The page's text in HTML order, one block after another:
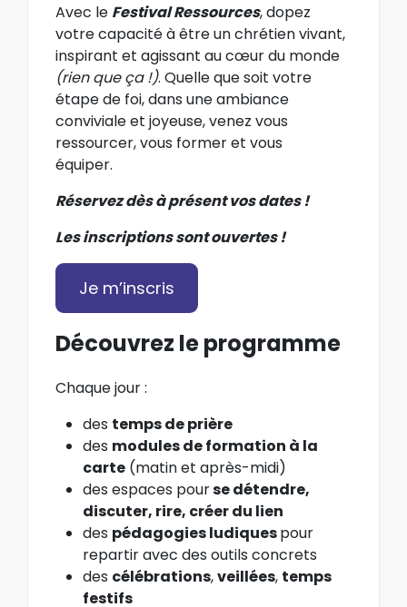
Avec le Festival Ressources, dopez
votre capacité à être un chrétien vivant,
inspirant et agissant au cœur du monde
(rien que ça !). Quelle que soit votre
étape de foi, dans une ambiance
conviviale et joyeuse, venez vous
ressourcer, vous former et vous
équiper.
Réservez dès à présent vos dates !
Les inscriptions sont ouvertes !
Je m’inscris
Découvrez le programme
Chaque jour :
des temps de prière
des modules de formation à la
carte (matin et après-midi)
des espaces pourse détendre,
discuter, rire, créer du lien
des pédagogies ludiquespour
repartir avec des outils concrets
des célébrations,veillées, temps
festifs